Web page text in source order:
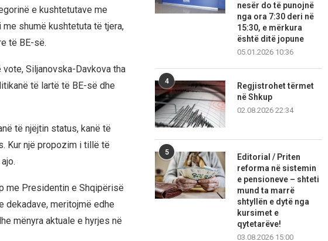
e kushtetutave me
shumë kushtetuta të tjera,
të BE-së.
Siljanovska-Davkova tha
të lartë të BE-së dhe
të njëjtin status, kanë të
Kur një propozim i tillë të
me Presidentin e Shqipërisë
dekadave, meritojmë edhe
mënyra aktuale e hyrjes në
nesër do të punojnë
nga ora 7:30 deri në
15:30, e mërkura
është ditë jopune
05.01.2026 10:36
4
Regjistrohet tërmet
në Shkup
02.08.2026 22:34
5
Editorial / Priten
reforma në sistemin
e pensioneve – shteti
mund ta marrë
shtyllën e dytë nga
kursimet e
qytetarëve!
03.08.2026 15:00